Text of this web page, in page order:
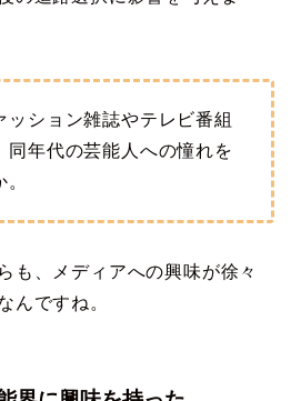
ッション雑誌やテレビ番組
同年代の芸能人への憧れを
も、メディアへの興味が徐々
んですね。